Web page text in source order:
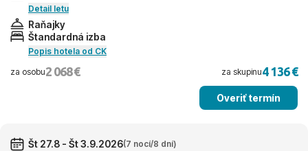
Detail letu
Raňajky
Štandardná izba
Popis hotela od CK
za osobu2 068 € za skupinu4 136 €
Overiť termín
Št 27.8 - Št 3.9.2026(7 nocí/8 dní)